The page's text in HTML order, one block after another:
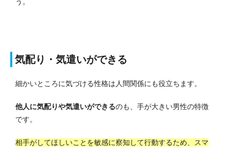
気配り・気遣いができる
細かいところに気づける性格は人間関係にも役立ちます。
他人に気配りや気遣いができるのも、手が大きい男性の特徴
です。
相手がしてほしいことを敏感に察知して行動するため、スマ